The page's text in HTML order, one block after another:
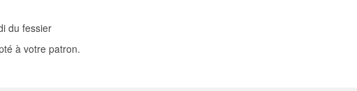
du fessier
à votre patron.